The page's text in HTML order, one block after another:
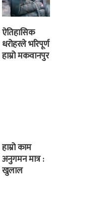
ऐतिहासिक
धरोहरले भरिपूर्ण
हाम्रो मकवानपुर
हाम्रो काम
अनुगमन मात्र :
खुलाल